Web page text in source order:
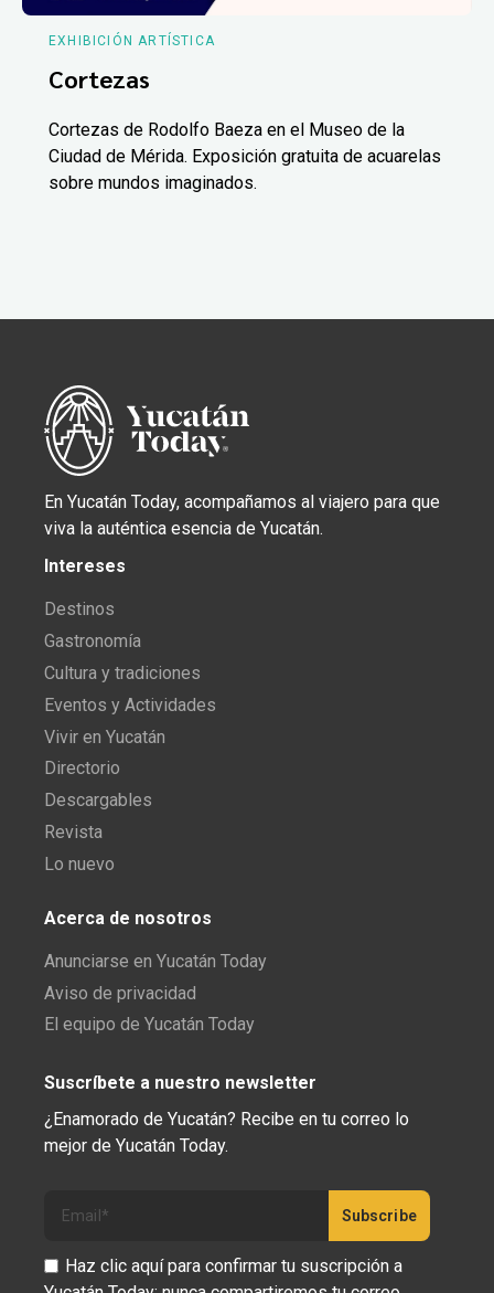
EXHIBICIÓN ARTÍSTICA
Cortezas
Cortezas de Rodolfo Baeza en el Museo de la
Ciudad de Mérida. Exposición gratuita de acuarelas
sobre mundos imaginados.
En Yucatán Today, acompañamos al viajero para que
viva la auténtica esencia de Yucatán.
Intereses
Destinos
Gastronomía
Cultura y tradiciones
Eventos y Actividades
Vivir en Yucatán
Directorio
Descargables
Revista
Lo nuevo
Acerca de nosotros
Anunciarse en Yucatán Today
Aviso de privacidad
El equipo de Yucatán Today
Suscríbete a nuestro newsletter
¿Enamorado de Yucatán? Recibe en tu correo lo
mejor de Yucatán Today.
Haz clic aquí para confirmar tu suscripción a